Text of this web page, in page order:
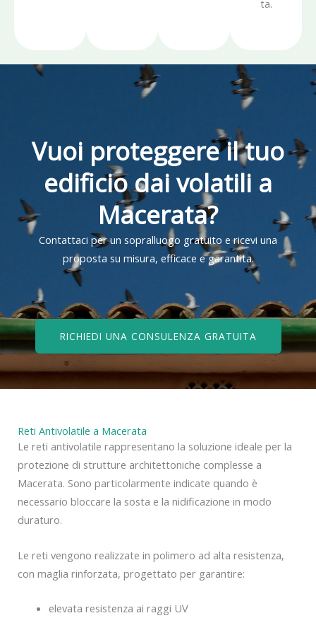
ta.
Vuoi proteggere il tuo
edificio dai volatili a
Macerata?
Contattaci per un sopralluogo gratuito e ricevi una
proposta su misura, efficace e garantita.
RICHIEDI UNA CONSULENZA GRATUITA
Reti Antivolatile a Macerata
Le reti antivolatile rappresentano la soluzione ideale per la
protezione di strutture architettoniche complesse a
Macerata. Sono particolarmente indicate quando è
necessario bloccare la sosta e la nidificazione in modo
duraturo.
Le reti vengono realizzate in polimero ad alta resistenza,
con maglia rinforzata, progettato per garantire:
elevata resistenza ai raggi UV